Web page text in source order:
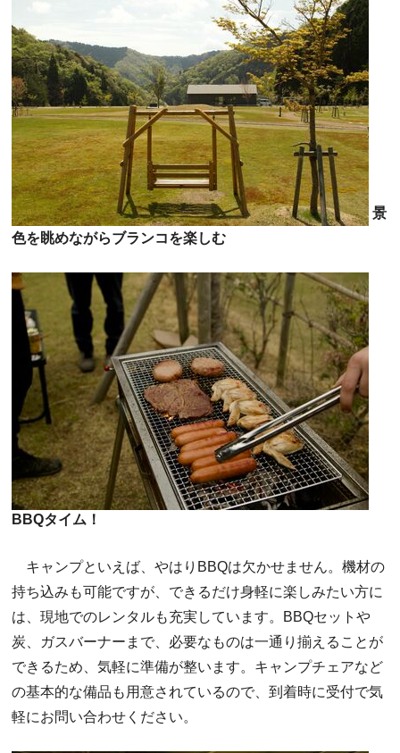
景
色を眺めながらブランコを楽しむ
BBQタイム！
キャンプといえば、やはりBBQは欠かせません。機材の
持ち込みも可能ですが、できるだけ身軽に楽しみたい方に
は、現地でのレンタルも充実しています。BBQセットや
炭、ガスバーナーまで、必要なものは一通り揃えることが
できるため、気軽に準備が整います。キャンプチェアなど
の基本的な備品も用意されているので、到着時に受付で気
軽にお問い合わせください。